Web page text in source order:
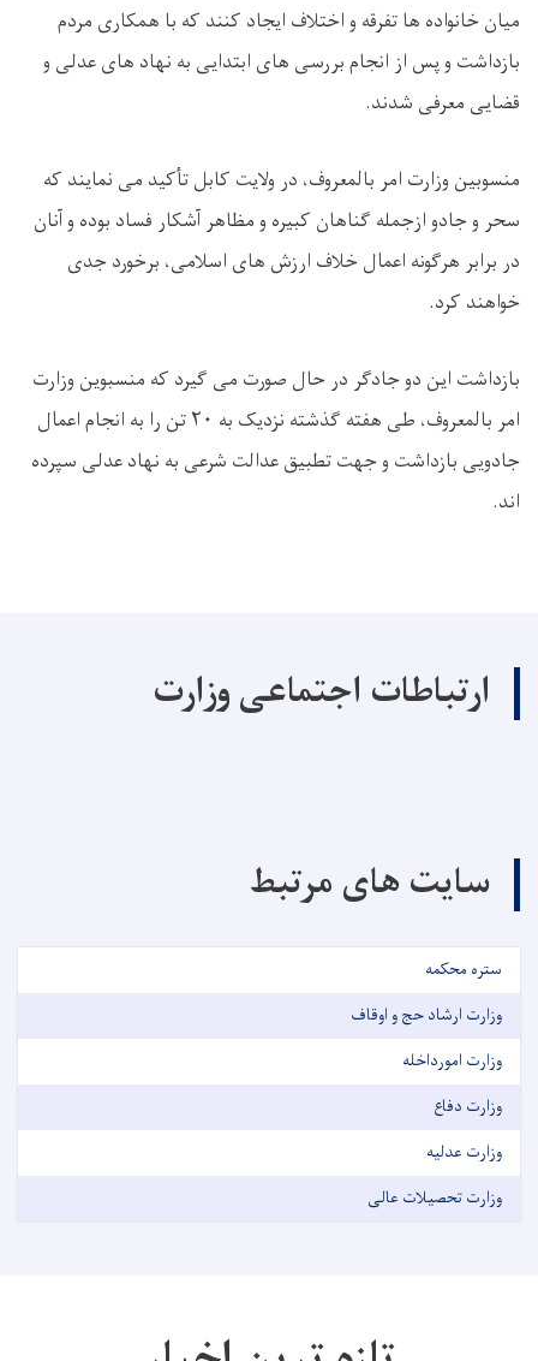
میان خانواده‌ ها تفرقه و اختلاف ایجاد کنند که با همکاری مردم
بازداشت و پس از انجام بررسی های ابتدایی به نهاد های عدلی و
قضایی معرفی شدند.
منسوبین وزارت امر بالمعروف، در ولایت کابل تأکید می نمایند که
سحر و جادو ازجمله گناهان کبیره و مظاهر آشکار فساد بوده و آنان
در برابر هرگونه اعمال خلاف ارزش ‌های اسلامی، برخورد جدی
خواهند کرد.
بازداشت این دو جادگر در حال صورت می گیرد که منسبوین وزارت
امر بالمعروف، طی هفته گذشته نزدیک به ۲۰تن را به انجام اعمال
جادویی بازداشت و جهت تطبیق عدالت شرعی به نهاد عدلی سپرده
اند.
ارتباطات اجتماعی وزارت
سایت های مرتبط
ستره محکمه
وزارت ارشاد حج و اوقاف
وزارت امورداخله
وزارت دفاع
وزارت عدلیه
وزارت تحصیلات عالی